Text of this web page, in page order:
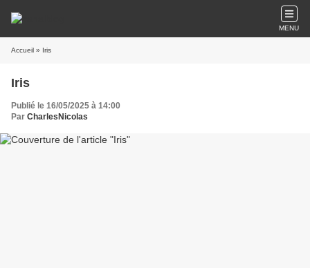
MENU
Accueil » Iris
Iris
Publié le 16/05/2025 à 14:00
Par CharlesNicolas